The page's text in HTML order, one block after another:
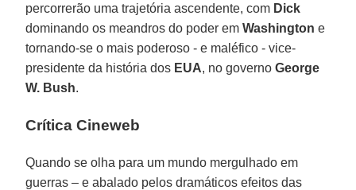
percorrerão uma trajetória ascendente, com Dick
dominando os meandros do poder emWashington e
tornando-se o mais poderoso - e maléfico - vice-
presidente da história dos EUA, no governoGeorge
W. Bush.
Crítica Cineweb
Quando se olha para um mundo mergulhado em
guerras – e abalado pelos dramáticos efeitos das